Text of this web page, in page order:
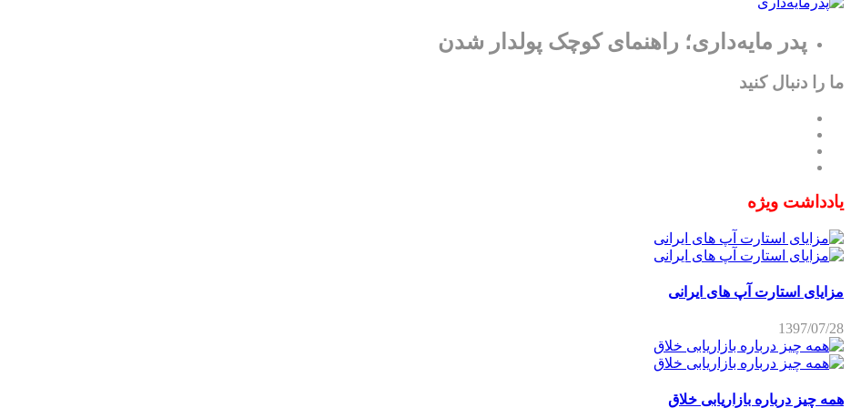
پدر مایه‌داری؛ راهنمای کوچک پولدار شدن
ما را دنبال کنید
یادداشت ویژه
مزایای استارت آپ های ایرانی
1397/07/28
همه چیز درباره بازاریابی خلاق